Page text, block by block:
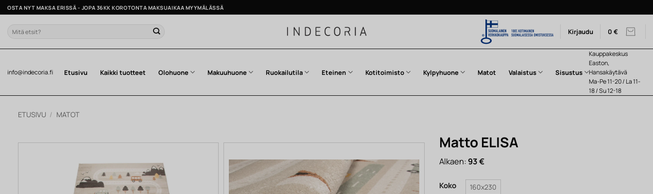
Skip
to
content
OSTA NYT MAKSA ERISSÄ - JOPA 36KK KOROTONTA MAKSUAIKAA MYYMÄLÄSSÄ
Etsi: Kirjaudu 0 €
info@indecoria.fi Etusivu Kaikki tuotteet Olohuone Makuuhuone Ruokailutila Eteinen Kotitoimisto Kylpyhuone Matot Valaistus Sisustus
Kauppakeskus
Easton,
Hansakäytävä
Ma-Pe 11-20 / La 11-
18 / Su 12-18
ETUSIVU / MATOT
Matto ELISA
Alkaen: 93€
Koko 160x230